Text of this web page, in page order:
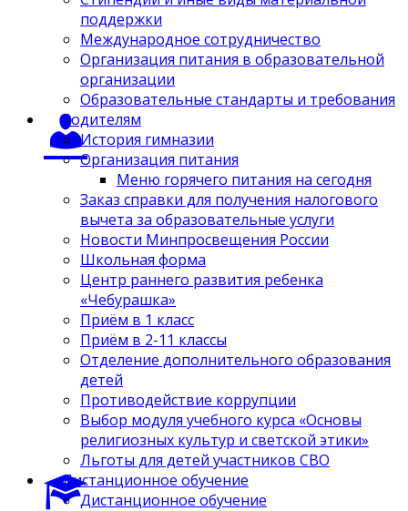
поддержки
Международное сотрудничество
Организация питания в образовательной
организации
Образовательные стандарты и требования
Родителям
История гимназии
Организация питания
Меню горячего питания на сегодня
Заказ справки для получения налогового
вычета за образовательные услуги
Новости Минпросвещения России
Школьная форма
Центр раннего развития ребенка
«Чебурашка»
Приём в 1 класс
Приём в 2-11 классы
Отделение дополнительного образования
детей
Противодействие коррупции
Выбор модуля учебного курса «Основы
религиозных культур и светской этики»
Льготы для детей участников СВО
Дистанционное обучение
Дистанционное обучение